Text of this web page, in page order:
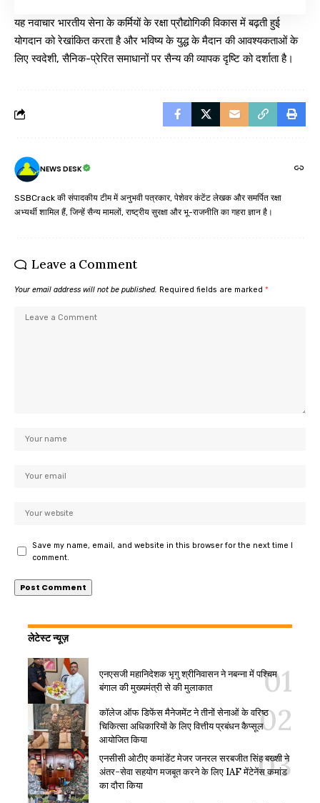
यह नवाचार भारतीय सेना के कर्मियों के रक्षा प्रौद्योगिकी विकास में बढ़ती हुई
योगदान को रेखांकित करता है और भविष्य के युद्ध के मैदान की आवश्यकताओं के
लिए स्वदेशी, सैनिक-प्रेरित समाधानों पर सैन्य की व्यापक दृष्टि को दर्शाता है।
NEWS DESK
SSBCrack की संपादकीय टीम में अनुभवी पत्रकार, पेशेवर कंटेंट लेखक और समर्पित रक्षा
अभ्यर्थी शामिल हैं, जिन्हें सैन्य मामलों, राष्ट्रीय सुरक्षा और भू-राजनीति का गहरा ज्ञान है।
Leave a Comment
Your email address will not be published. Required fields are marked *
Save my name, email, and website in this browser for the next time I
comment.
लेटेस्ट न्यूज़
एनएसजी महानिदेशक भृगु श्रीनिवासन ने नबन्ना में पश्चिम
बंगाल की मुख्यमंत्री से की मुलाकात
कॉलेज ऑफ डिफेंस मैनेजमेंट ने तीनों सेनाओं के वरिष्ठ
चिकित्सा अधिकारियों के लिए वित्तीय प्रबंधन कैप्सूल
आयोजित किया
एनसीसी ओटीए कमांडेंट मेजर जनरल सरबजीत सिंह बख्शी ने
अंतर-सेवा सहयोग मजबूत करने के लिए IAF मेंटेनेंस कमांड
का दौरा किया